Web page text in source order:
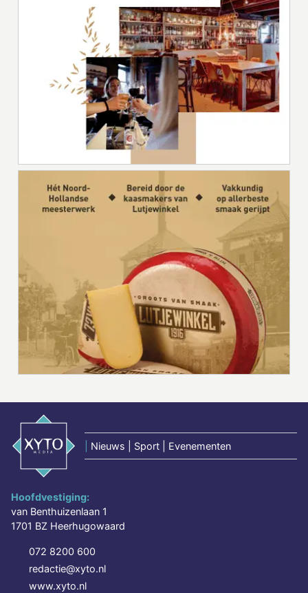
Nieuws | Sport | Evenementen
Hoofdvestiging:
van Benthuizenlaan 1
1701 BZ Heerhugowaard
072 8200 600
redactie@xyto.nl
www.xyto.nl